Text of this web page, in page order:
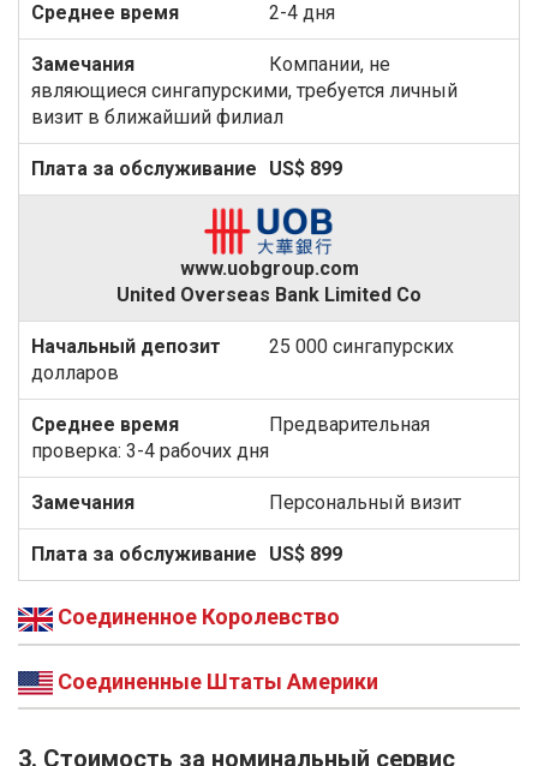
2-4 дня
Компании, не
являющиеся сингапурскими, требуется личный
визит в ближайший филиал
US$ 899
www.uobgroup.com
United Overseas Bank Limited Co
25 000 сингапурских
долларов
Предварительная
проверка: 3-4 рабочих дня
Персональный визит
US$ 899
Соединенное Королевство
Соединенные Штаты Америки
3. Стоимость за номинальный сервис